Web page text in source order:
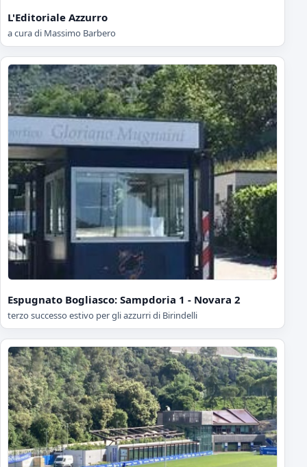
L'Editoriale Azzurro
a cura di Massimo Barbero
Espugnato Bogliasco: Sampdoria 1 - Novara 2
terzo successo estivo per gli azzurri di Birindelli